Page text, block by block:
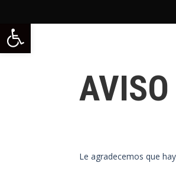
Abrir barra de herramientas
Le agradecemos que